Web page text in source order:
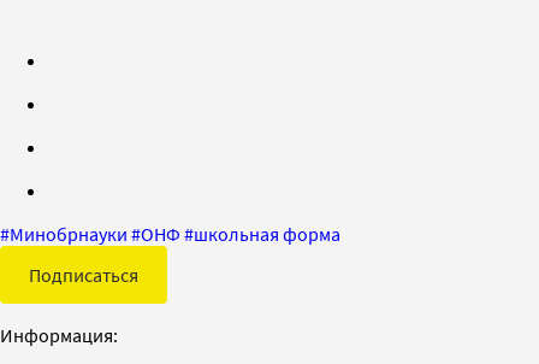
#Минобрнауки #ОНФ #школьная форма
Подписаться
Информация: